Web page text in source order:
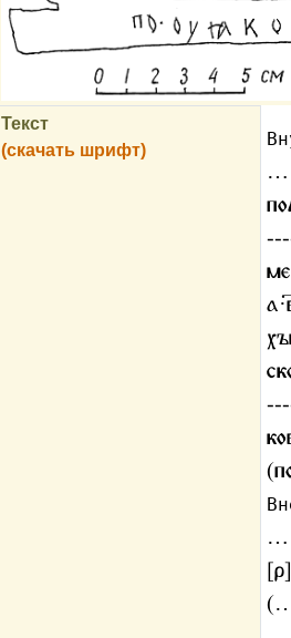
Текст
(скачать шрифт)
…
…